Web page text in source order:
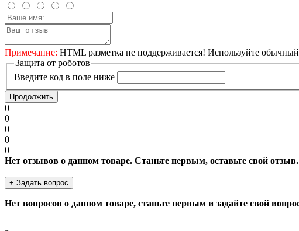
Примечание: HTML разметка не поддерживается! Используйте обычный
Защита от роботов
Введите код в поле ниже
Продолжить
0
0
0
0
0
Нет отзывов о данном товаре. Станьте первым, оставьте свой отзыв.
+ Задать вопрос
Нет вопросов о данном товаре, станьте первым и задайте свой